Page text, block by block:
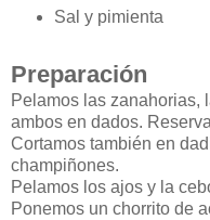
Sal y pimienta
Preparación
Pelamos las zanahorias,
ambos en dados.
Cortamos también en
champiñones.
Pelamos los ajos y la
Ponemos un chorrito de